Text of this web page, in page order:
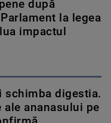
după
la legea
impactul
schimba digestia.
ananasului pe